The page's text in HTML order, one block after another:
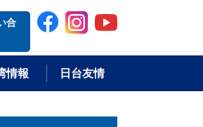
合
情報 日台友情